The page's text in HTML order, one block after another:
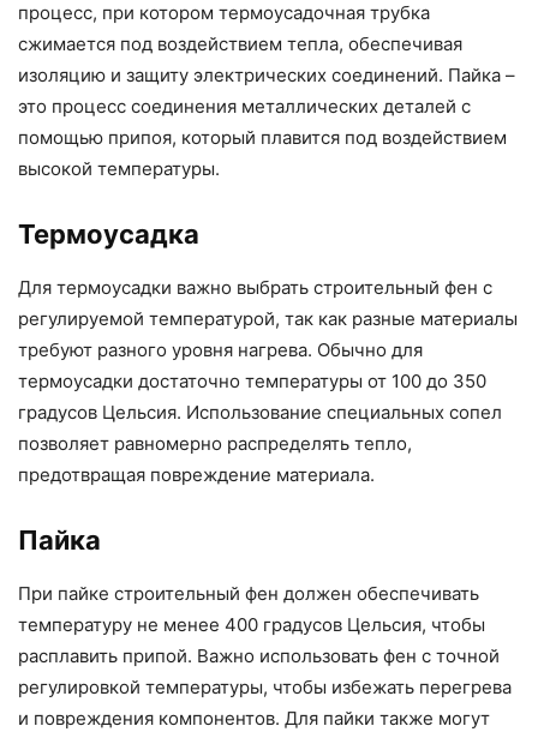
процесс, при котором термоусадочная трубка
сжимается под воздействием тепла, обеспечивая
изоляцию и защиту электрических соединений. Пайка –
это процесс соединения металлических деталей с
помощью припоя, который плавится под воздействием
высокой температуры.
Термоусадка
Для термоусадки важно выбрать строительный фен с
регулируемой температурой, так как разные материалы
требуют разного уровня нагрева. Обычно для
термоусадки достаточно температуры от 100 до 350
градусов Цельсия. Использование специальных сопел
позволяет равномерно распределять тепло,
предотвращая повреждение материала.
Пайка
При пайке строительный фен должен обеспечивать
температуру не менее 400 градусов Цельсия, чтобы
расплавить припой. Важно использовать фен с точной
регулировкой температуры, чтобы избежать перегрева
и повреждения компонентов. Для пайки также могут